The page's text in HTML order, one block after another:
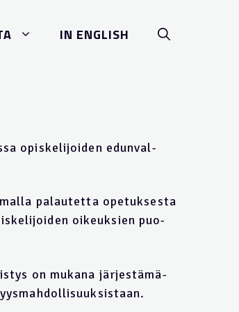
IN ENG­LISH
opis­ke­li­joi­den edun­val­
pa­lau­tet­ta ope­tuk­ses­ta
oi­keuk­sien puo­
on mu­ka­na järj­est­ämä­